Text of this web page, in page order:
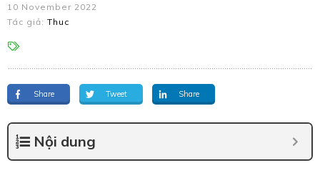
10 November 2022
Tác giả: Thuc
Share Tweet Share
Nội dung